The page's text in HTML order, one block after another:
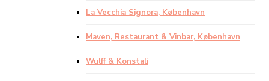
La Vecchia Signora, København
Maven, Restaurant & Vinbar, København
Wulff & Konstali